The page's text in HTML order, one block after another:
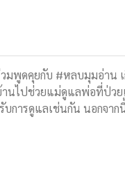
พูดคุยกับ #หลบมุมอ่าน เ
นไปช่วยแม่ดูแลพ่อที่ป่วย
การดูแลเช่นกัน นอกจาก